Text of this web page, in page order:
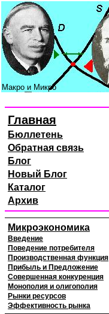
Макро и Микро
Главная
Бюллетень
Обратная связь
Блог
Новый Блог
Каталог
Архив
Микроэкономика
Введение
Поведение потребителя
Производственная функция
Прибыль и Предложение
Совершенная конкуренция
Монополия и олигополия
Рынки ресурсов
Эффективность рынка